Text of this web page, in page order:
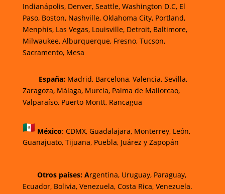
Indianápolis, Denver, Seattle, Washington D.C, El
Paso, Boston, Nashville, Oklahoma City, Portland,
Menphis, Las Vegas, Louisville, Detroit, Baltimore,
Milwaukee, Alburquerque, Fresno, Tucson,
Sacramento, Mesa
España: Madrid, Barcelona, Valencia, Sevilla,
Zaragoza, Málaga, Murcia, Palma de Mallorcao,
Valparaíso, Puerto Montt, Rancagua
México: CDMX, Guadalajara, Monterrey, León,
Guanajuato, Tijuana, Puebla, Juárez y Zapopán
Otros países: Argentina, Uruguay, Paraguay,
Ecuador, Bolivia, Venezuela, Costa Rica, Venezuela.